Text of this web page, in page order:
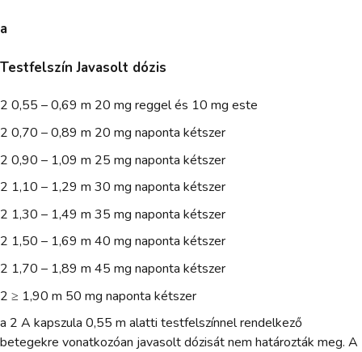
a
Testfelszín Javasolt dózis
2 0,55 – 0,69 m 20 mg reggel és 10 mg este
2 0,70 – 0,89 m 20 mg naponta kétszer
2 0,90 – 1,09 m 25 mg naponta kétszer
2 1,10 – 1,29 m 30 mg naponta kétszer
2 1,30 – 1,49 m 35 mg naponta kétszer
2 1,50 – 1,69 m 40 mg naponta kétszer
2 1,70 – 1,89 m 45 mg naponta kétszer
2 ≥ 1,90 m 50 mg naponta kétszer
a 2 A kapszula 0,55 m alatti testfelszínnel rendelkező
betegekre vonatkozóan javasolt dózisát nem határozták meg. A